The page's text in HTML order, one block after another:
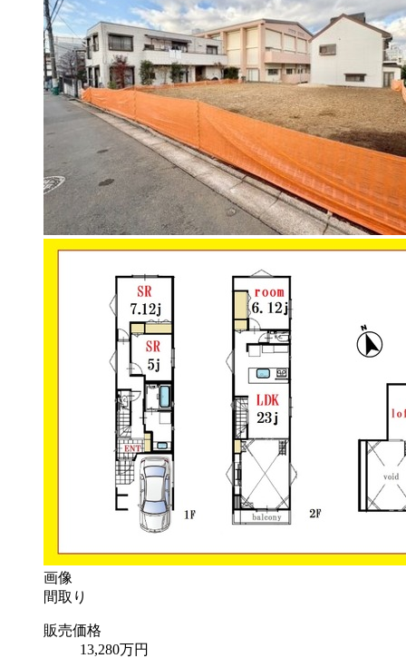
画像
間取り
販売価格
13,280万円